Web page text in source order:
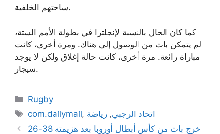
ساحتهم الخلفية.
كما كان الحال بالنسبة لإنجلترا في بطولة الأمم الستة،
لم يتمكن باث من الوصول إلى هناك. ومرة أخرى، كانت
مباراة رائعة. مرة أخرى، كانت حالة إغلاق ولكن لا يوجد
سيجار.
Categories
Rugby
Tags
com.dailymail, اتحاد الرجبي, رياضة
خرج باث من كأس أبطال أوروبا بعد هزيمته 38-26